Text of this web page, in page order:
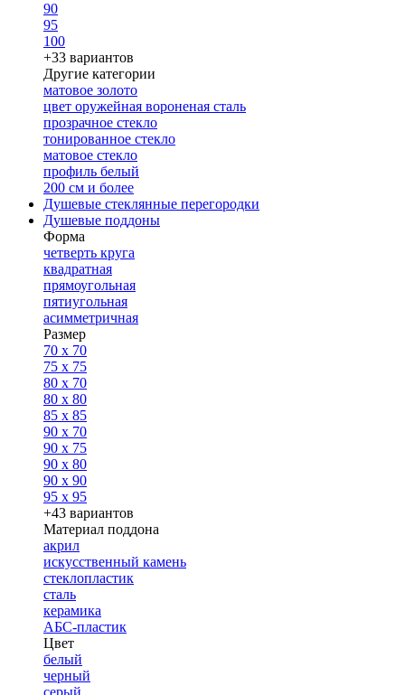
90
95
100
+33 вариантов
Другие категории
матовое золото
цвет оружейная вороненая сталь
прозрачное стекло
тонированное стекло
матовое стекло
профиль белый
200 см и более
Душевые стеклянные перегородки
Душевые поддоны
Форма
четверть круга
квадратная
прямоугольная
пятиугольная
асимметричная
Размер
70 x 70
75 x 75
80 x 70
80 x 80
85 x 85
90 x 70
90 x 75
90 x 80
90 x 90
95 x 95
+43 вариантов
Материал поддона
акрил
искусственный камень
стеклопластик
сталь
керамика
АБС-пластик
Цвет
белый
черный
серый